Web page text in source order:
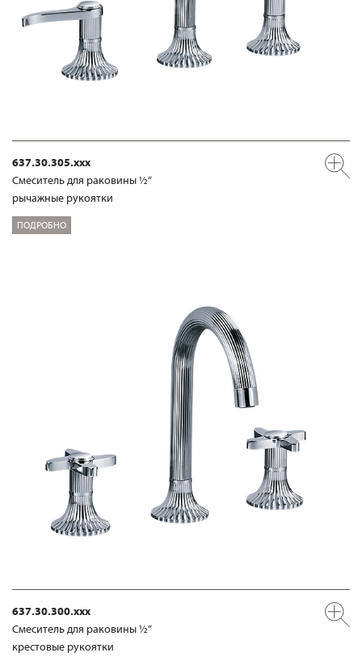
637.30.305.xxx
Смеситель для раковины ½“
рычажные рукоятки
ПОДРОБНО
637.30.300.xxx
Смеситель для раковины ½“
крестовые рукоятки